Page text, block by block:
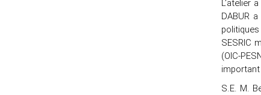
L’atelier
DABUR
SESRIC
(OIC-
S.E. M.